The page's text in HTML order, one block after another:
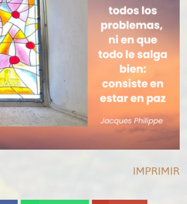
IMPRIMIR